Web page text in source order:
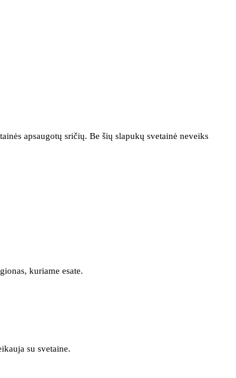
apsaugotų sričių. Be šių slapukų svetainė neveiks
kuriame esate.
su svetaine.